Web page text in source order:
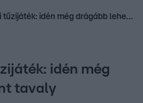
Augusztus 20-i tűzijáték: idén még drágább lehet, mint tavaly
idén még
tavaly